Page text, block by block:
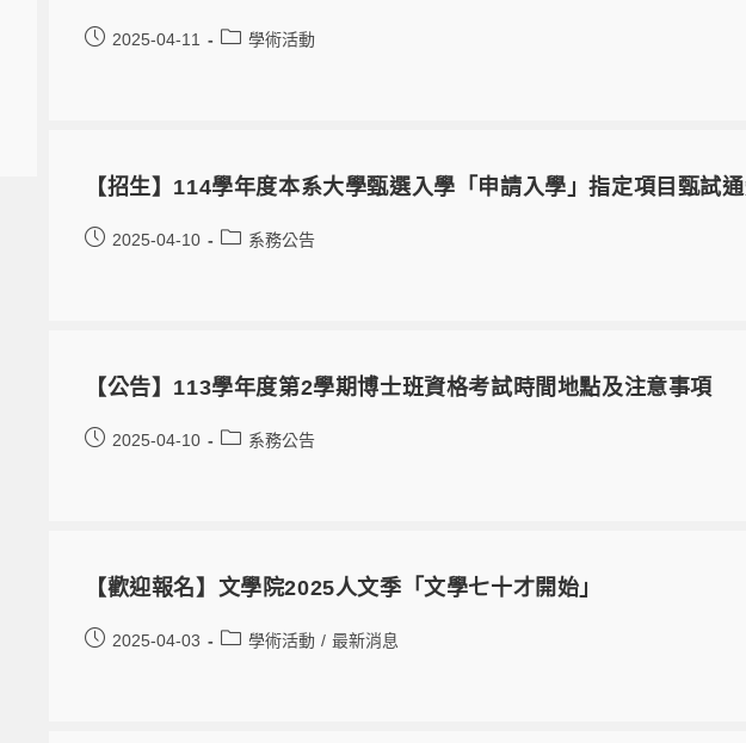
2025-04-11 學術活動
【招生】114學年度本系大學甄選入學「申請入學」指定項目甄試
2025-04-10 系務公告
【公告】113學年度第2學期博士班資格考試時間地點及注意事項
2025-04-10 系務公告
【歡迎報名】文學院2025人文季「文學七十才開始」
2025-04-03 學術活動 / 最新消息